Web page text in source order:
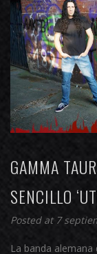
GAMMA
SENCILLO
Posted at 7
La banda